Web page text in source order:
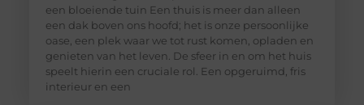
een bloeiende tuin Een thuis is meer dan alleen
een dak boven ons hoofd; het is onze persoonlijke
oase, een plek waar we tot rust komen, opladen en
genieten van het leven. De sfeer in en om het huis
speelt hierin een cruciale rol. Een opgeruimd, fris
interieur en een